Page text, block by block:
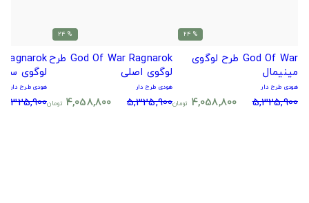
% 24
God Of War طرح لوگوی
مینیمال
هودی طرح دار
5,325,900
4,058,800 تومان
% 24
God Of War Ragnarok طرح
لوگوی اصلی
هودی طرح دار
5,325,900
4,058,800 تومان
لوگوی
هودی طرح دار
5,325,900